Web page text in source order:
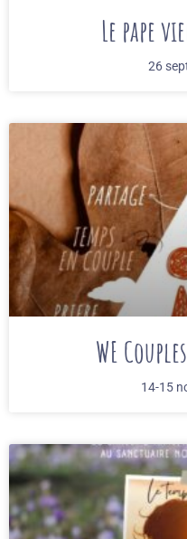
Le pape
26
WE
14-15